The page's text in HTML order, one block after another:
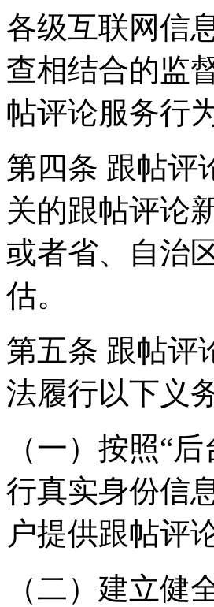
各级互联网信
查相结合的监
帖评论服务行为
第四条 跟帖评
关的跟帖评论
或者省、自治
估。
第五条 跟帖评
法履行以下义
（一）按照“
行真实身份信
户提供跟帖评
（二）建立健